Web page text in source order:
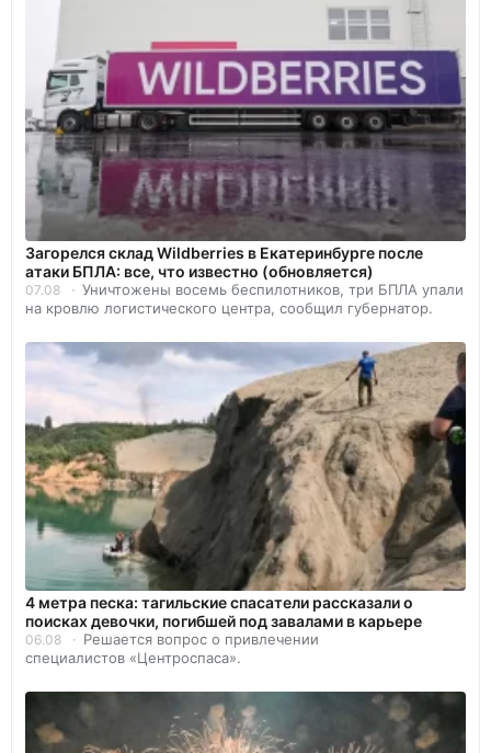
Загорелся склад Wildberries в Екатеринбурге после
атаки БПЛА: все, что известно (обновляется)
07.08
Уничтожены восемь беспилотников, три БПЛА упали
на кровлю логистического центра, сообщил губернатор.
4 метра песка: тагильские спасатели рассказали о
поисках девочки, погибшей под завалами в карьере
06.08
Решается вопрос о привлечении
специалистов «Центроспаса».